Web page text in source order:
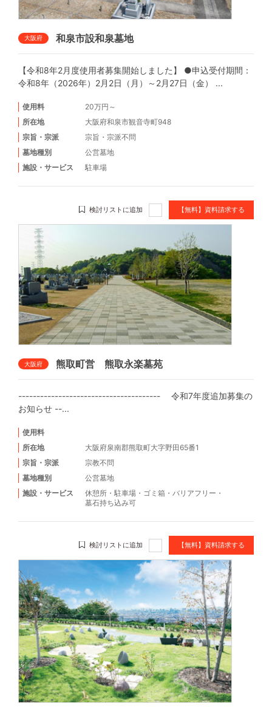
大阪府 和泉市設和泉墓地
【令和8年2月度使用者募集開始しました】 ●申込受付期間：
令和8年（2026年）2月2日（月）～2月27日（金） ...
使用料
20万円～
所在地
大阪府和泉市観音寺町948
宗旨・宗派
宗旨・宗派不問
墓地種別
公営墓地
施設・サービス
駐車場
検討リストに追加 【無料】資料請求する
大阪府 熊取町営 熊取永楽墓苑
--------------------------------------- 令和7年度追加募集の
お知らせ --...
使用料
所在地
大阪府泉南郡熊取町大字野田65番1
宗旨・宗派
宗教不問
墓地種別
公営墓地
施設・サービス
休憩所 ・ 駐車場 ・ ゴミ箱 ・ バリアフリー ・
墓石持ち込み可
検討リストに追加 【無料】資料請求する